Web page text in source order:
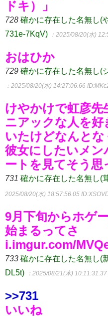
ドキ）」
728 確かに存在した名無し(
731e-7KqV)
：2025/08/20(水)
おはひか
729 確かに存在した名無し(
：2025/08/20(水) 14:27:06.66
けやかけで虹彦先
ニアックな人を
いたけどなんとな
彼女にしたいメン
ートを見てそう思
731 確かに存在した名無し(
2025/08/20(水) 18:57:56.05
9月下旬からホゲ
始まるってさ
i.imgur.com/
733 確かに存在した名無し(
DL5t)
：2025/08/21(木) 10:11:31.37
>>731
いいね